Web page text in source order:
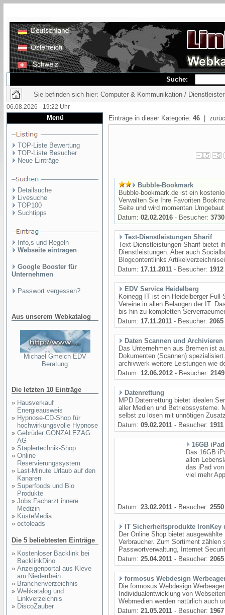
Suche:
Sie befinden sich hier: Computer & Kommunikation / Dienstleister
06.08.2026 - 19:22 Uhr
Menü
TOP-Liste Bewertung
TOP-Liste Besucher
Neue Einträge
Detailsuche
Livesuche
TOP100
Suchtipps
Info,s und Regeln
Webseite eintragen
Google Booster für
Unternehmen
Passwort vergessen?
Aus unserem Webkatalog
Michael Gmelch EDV
Beratung
Die letzten 10 Einträge
» Hausverkauf
Energieausweis
» Hypnose-CD-Shop für
hochwirkungsvolle Hypnose
» Gebrüder GONZALEZAG
AG
» Staplertechnik-Shop
» Online
Reservierungssystem
» Last-Minute Urlaub auf den
Kanaren
» Superfoods und Bio
Produkte
» Jobs Facharzt innere
Medizin
» KüsteMedia
» octoleads
Die 5 beliebtesten Einträge
» Kostenloser Backlink bei
BacklinkDino
» Anzeigenportal aus Kleve
am Niederrhein
» Branchenverzeichnis
» Webkatalog und
Linkverzeichnis
» DiscoZauber
Einträge in dieser Kategorie: 46 |
Bubble-Bookmark
Bubble-bookmark.de ist ein
Verwalten Sie Ihre Favoriten
Seite und wird momentan
Datum: 02.02.2016 - Besucher: 3730
Text-Dienstleistungen Sharif
Text-Dienstleistungen Sharif bietet
Dienstleistungen. Aber auch
Blogcontentlinks
Datum: 17.11.2011 - Besucher: 1912
EDV Service Heidelberg
Koinegg IT ist ein Heidelberger
Vereine in allen Belangen der IT.
bis hin zu kompletten
Datum: 17.11.2011 - Besucher: 2065
Daten Scannen und
Das Unternehmen aus Bremen ist
Dokumenten (Scannen)
archivwerk weitere Leistungen wie
Datum: 12.06.2012 - Besucher: 2149
Datenrettung
MPD Datenrettung bietet idealen
aller Medien und Betriebssysteme.
selbst zu lösen mit unnötigen
Datum: 09.02.2011 - Besucher: 1911
16GB
Das 16GB
allen
das iPad
viel mehr
Datum: 23.02.2011 - Besucher: 2550
IT Sicherheitsprodukte IronKey
Der Online Shop bietet
Verbraucher. Zum Sortiment
Passwortverwaltung, Internet
Datum: 25.04.2011 - Besucher: 2065
formosus Webdesign
Die formosus Webdesign
Individualentwicklung von
Webmedien werden natürlich auch
Datum: 21.05.2011 - Besucher: 1967